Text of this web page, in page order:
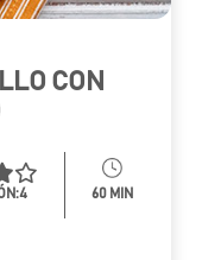
CON
60 MIN